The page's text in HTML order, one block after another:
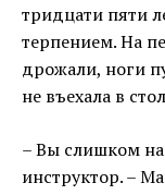
тридцати пяти
терпением. На
дрожали, ноги
не въехала в
– Вы слишком
инструктор. –